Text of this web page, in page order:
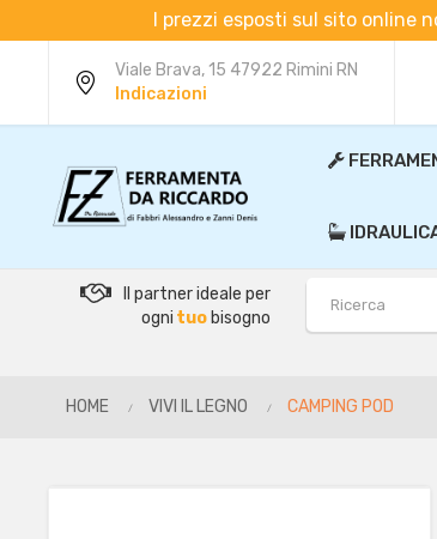
I prezzi esposti sul sito online
Viale Brava, 15 47922 Rimini RN
Indicazioni
Il partner ideale per
ogni tuo bisogno
HOME VIVI IL LEGNO CAMPING POD